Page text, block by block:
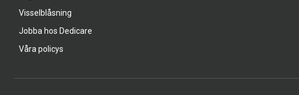
Visselblåsning
Jobba hos Dedicare
Våra policys